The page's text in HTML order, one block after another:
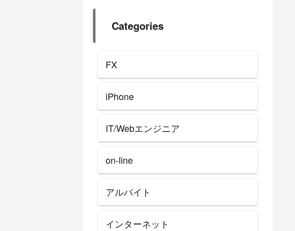
Categories
FX
iPhone
IT/Webエンジニア
on-line
アルバイト
インターネット